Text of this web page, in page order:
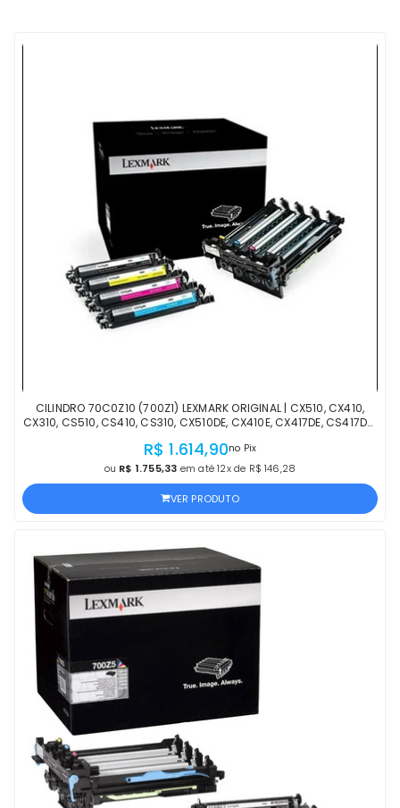
CILINDRO 70C0Z10 (700Z1) LEXMARK ORIGINAL | CX510, CX410,
CX310, CS510, CS410, CS310, CX510DE, CX410E, CX417DE, CS417DN,
R$ 1.614,90no Pix
ou R$ 1.755,33 em até 12x de R$ 146,28
VER PRODUTO